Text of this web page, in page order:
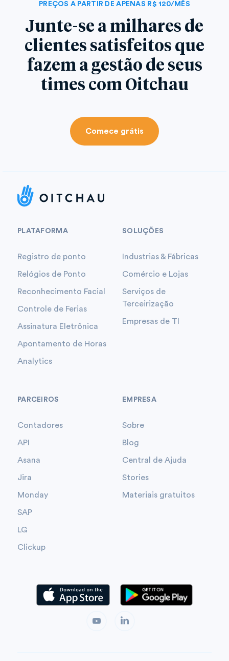
PREÇOS A PARTIR DE APENAS R$ 120/MÊS
Junte-se a milhares de
clientes satisfeitos que
fazem a gestão de seus
times com Oitchau
Comece grátis
PLATAFORMA
Registro de ponto
Relógios de Ponto
Reconhecimento Facial
Controle de Ferias
Assinatura Eletrônica
Apontamento de Horas
Analytics
SOLUÇÕES
Industrias & Fábricas
Comércio e Lojas
Serviços de
Terceirização
Empresas de TI
PARCEIROS
Contadores
API
Asana
Jira
Monday
SAP
LG
Clickup
EMPRESA
Sobre
Blog
Central de Ajuda
Stories
Materiais gratuitos